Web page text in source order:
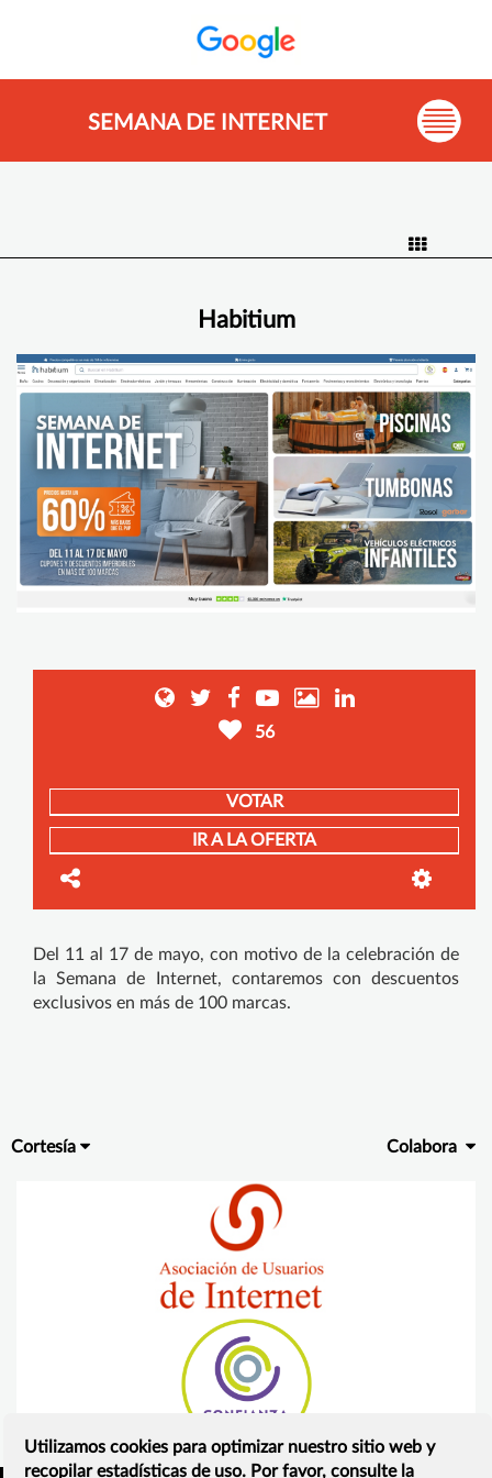
SEMANA DE INTERNET
Habitium
56
VOTAR
IR A LA OFERTA
Del 11 al 17 de mayo, con motivo de la celebración de
la Semana de Internet, contaremos con descuentos
exclusivos en más de 100 marcas.
Cortesía Colabora
Utilizamos cookies para optimizar nuestro sitio web y
recopilar estadísticas de uso. Por favor, consulte la